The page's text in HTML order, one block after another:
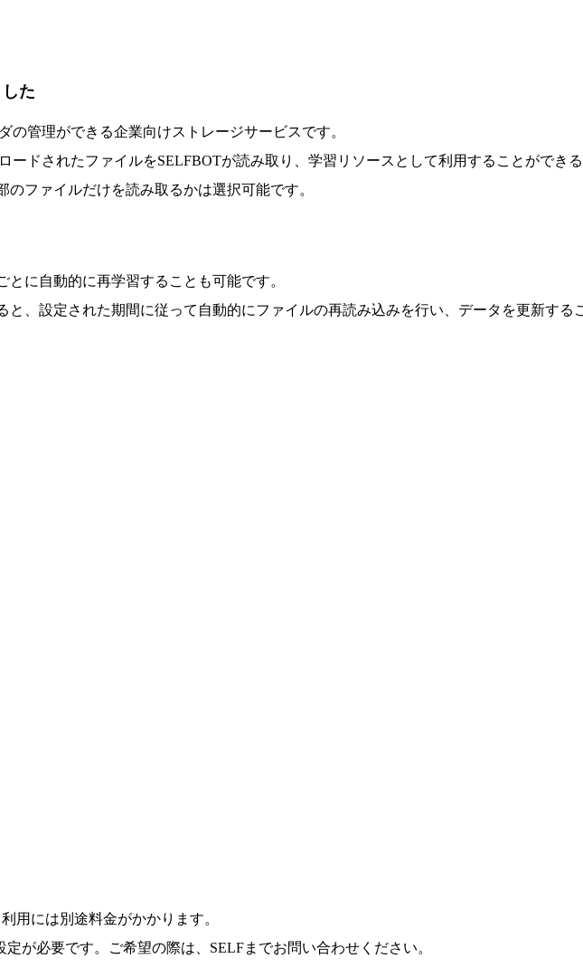
た
管理ができる企業向けストレージサービスです。
ードされたファイルをSELFBOTが読み取り、学習リソースとして利用することができ
ファイルだけを読み取るかは選択可能です。
に自動的に再学習することも可能です。
と、設定された期間に従って自動的にファイルの再読み込みを行い、データを更新する
用には別途料金がかかります。
が必要です。ご希望の際は、SELFまでお問い合わせください。